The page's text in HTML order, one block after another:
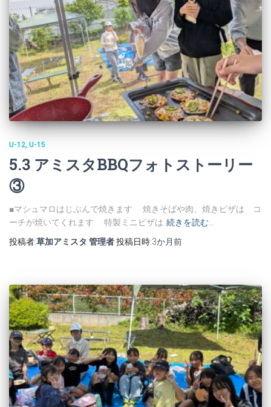
U-12 U-15
5.3 アミスタBBQフォトストーリー
③
■マシュマロはじぶんで焼きます 焼きそばや肉、焼きピザは コ
ーチが焼いてくれます 特製ミニピザは 続きを読む…
投稿者:草加アミスタ 管理者投稿日時:3か月前